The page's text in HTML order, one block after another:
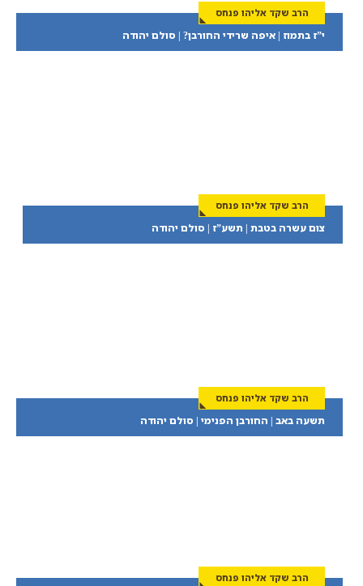
הרב שקד אליהו פנחס
י”ז בתמוז | איפה שרידי החורבן? | סולם יהודה
הרב שקד אליהו פנחס
צום עשרה בטבת | תשע”ז | סולם יהודה
הרב שקד אליהו פנחס
תשעה באב | החורבן הפנימי | סולם יהודה
הרב שקד אליהו פנחס